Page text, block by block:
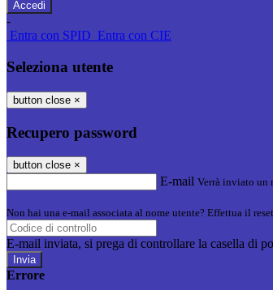
-
Entra con SPID Entra con CIE
Seleziona utente
button close ×
Recupero password
button close ×
E-mail Verrà inviato un
Non hai una e-mail associata al nome utente? Effettua il
E-mail inviata, si prega di controllare la casella di
Errore